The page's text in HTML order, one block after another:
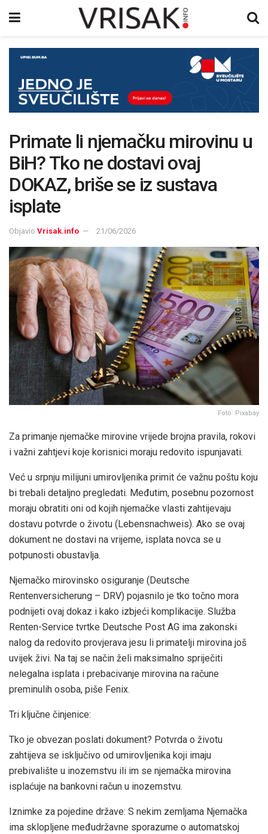
Primate li njemačku mirovinu u
BiH? Tko ne dostavi ovaj
DOKAZ, briše se iz sustava
isplate
Objavio Vrisak.info 21/06/2026
Foto: Pixabay
Za primanje njemačke mirovine vrijede brojna pravila, rokovi
i važni zahtjevi koje korisnici moraju redovito ispunjavati.
Već u srpnju milijuni umirovljenika primit će važnu poštu koju
bi trebali detaljno pregledati. Međutim, posebnu pozornost
moraju obratiti oni od kojih njemačke vlasti zahtijevaju
dostavu potvrde o životu (Lebensnachweis). Ako se ovaj
dokument ne dostavi na vrijeme, isplata novca se u
potpunosti obustavlja.
Njemačko mirovinsko osiguranje (Deutsche
Rentenversicherung – DRV) pojasnilo je tko točno mora
podnijeti ovaj dokaz i kako izbjeći komplikacije. Služba
Renten-Service tvrtke Deutsche Post AG ima zakonski
nalog da redovito provjerava jesu li primatelji mirovina još
uvijek živi. Na taj se način želi maksimalno spriječiti
nelegalna isplata i prebacivanje mirovina na račune
preminulih osoba, piše Fenix.
Tri ključne činjenice:
Tko je obvezan poslati dokument? Potvrda o životu
zahtijeva se isključivo od umirovljenika koji imaju
prebivalište u inozemstvu ili im se njemačka mirovina
isplaćuje na bankovni račun u inozemstvu.
Iznimke za pojedine države: S nekim zemljama Njemačka
ima sklopljene međudržavne sporazume o automatskoj